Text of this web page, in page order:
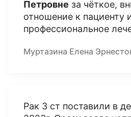
Петровне за чёткое,
отношение к пациенту
профессиональное
Муртазина Елена
Рак 3 ст поставили в